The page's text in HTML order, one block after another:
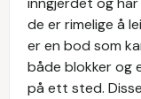
de er rimelige å
er en bod som
både blokker og
på ett sted.